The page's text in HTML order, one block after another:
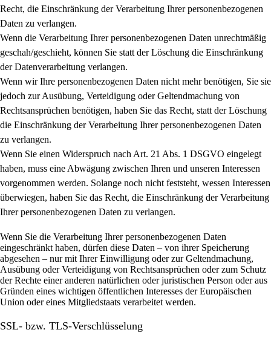
Recht, die Einschränkung der Verarbeitung Ihrer personenbezogenen
Daten zu verlangen.
Wenn die Verarbeitung Ihrer personenbezogenen Daten unrechtmäßig
geschah/geschieht, können Sie statt der Löschung die Einschränkung
der Datenverarbeitung verlangen.
Wenn wir Ihre personenbezogenen Daten nicht mehr benötigen, Sie sie
jedoch zur Ausübung, Verteidigung oder Geltendmachung von
Rechtsansprüchen benötigen, haben Sie das Recht, statt der Löschung
die Einschränkung der Verarbeitung Ihrer personenbezogenen Daten
zu verlangen.
Wenn Sie einen Widerspruch nach Art. 21 Abs. 1 DSGVO eingelegt
haben, muss eine Abwägung zwischen Ihren und unseren Interessen
vorgenommen werden. Solange noch nicht feststeht, wessen Interessen
überwiegen, haben Sie das Recht, die Einschränkung der Verarbeitung
Ihrer personenbezogenen Daten zu verlangen.
Wenn Sie die Verarbeitung Ihrer personenbezogenen Daten
eingeschränkt haben, dürfen diese Daten – von ihrer Speicherung
abgesehen – nur mit Ihrer Einwilligung oder zur Geltendmachung,
Ausübung oder Verteidigung von Rechtsansprüchen oder zum Schutz
der Rechte einer anderen natürlichen oder juristischen Person oder aus
Gründen eines wichtigen öffentlichen Interesses der Europäischen
Union oder eines Mitgliedstaats verarbeitet werden.
SSL- bzw. TLS-Verschlüsselung